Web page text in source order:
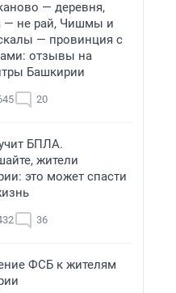
— деревня,
— не рай, Чишмы и
— провинция с
отзывы на
Башкирии
20
БПЛА.
жители
это может спасти
36
ФСБ к жителям